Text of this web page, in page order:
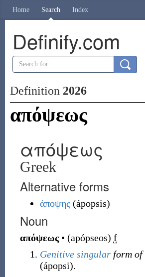
Home Search Index
Definify.com
Definition 2026
απόψεως
απόψεως
Greek
Alternative forms
άποψης (ápopsis)
Noun
απόψεως • (apópseos) f
Genitive singular form of
(ápopsi).